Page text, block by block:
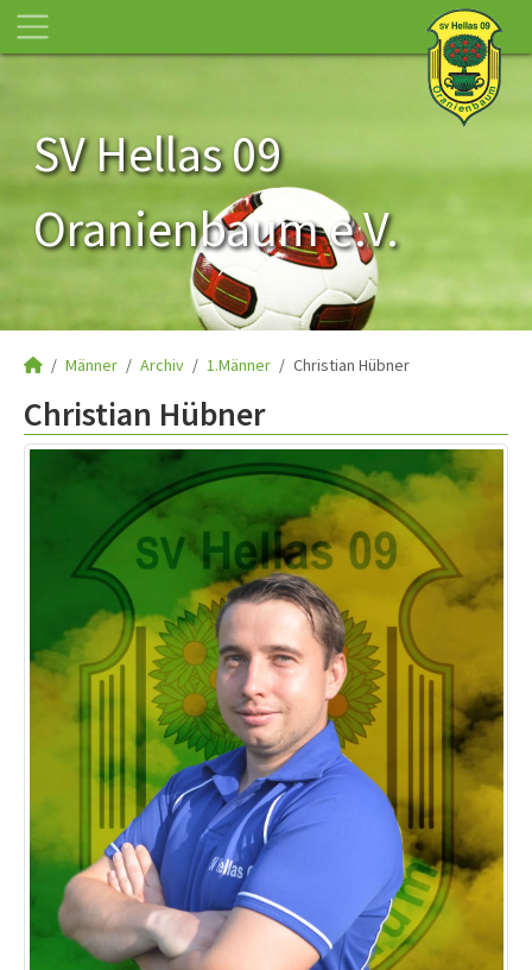
SV Hellas 09
Oranienbaum e.V.
Männer Archiv 1.Männer Christian Hübner
Christian Hübner